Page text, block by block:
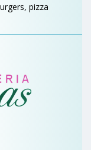
pizza